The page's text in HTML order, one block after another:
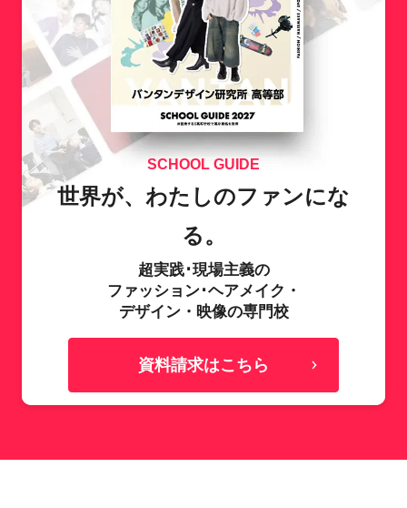
SCHOOL GUIDE
世界が、わたしのファンにな
る。
超実践･現場主義の
ファッション･ヘアメイク・
デザイン・映像の専門校
資料請求はこちら